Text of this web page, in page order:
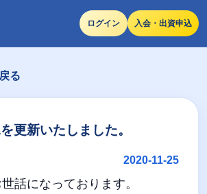
ログイン 入会・出資申込
る
更新いたしました。
2020-11-25
話になっております。